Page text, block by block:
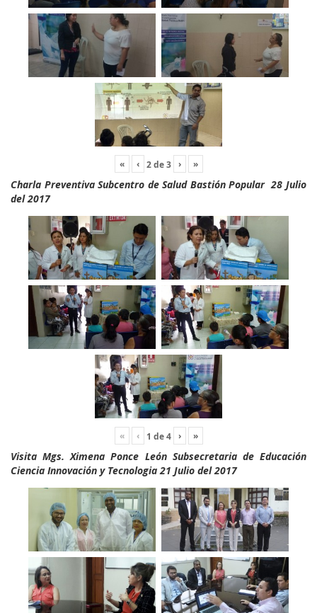
« ‹ 2de3 › »
Charla Preventiva Subcentro de Salud Bastión Popular 28 Julio
del 2017
« ‹ 1 de4 › »
Visita Mgs. Ximena Ponce León Subsecretaria de Educación
Ciencia Innovación y Tecnologia 21 Julio del 2017